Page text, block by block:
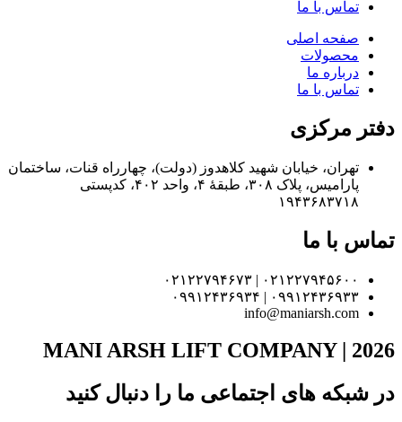
تماس با ما
صفحه اصلی
محصولات
درباره ما
تماس با ما
دفتر مرکزی
تهران، خیابان شهید کلاهدوز (دولت)، چهارراه قنات، ساختمان
پارامیس، پلاک ۳۰۸، طبقهٔ ۴، واحد ۴۰۲، کدپستی
۱۹۴۳۶۸۳۷۱۸
تماس با ما
۰۲۱۲۲۷۹۴۵۶۰۰ | ۰۲۱۲۲۷۹۴۶۷۳
۰۹۹۱۲۴۳۶۹۳۳ | ۰۹۹۱۲۴۳۶۹۳۴
info@maniarsh.com
MANI ARSH LIFT COMPANY | 2026
در شبکه های اجتماعی ما را دنبال کنید